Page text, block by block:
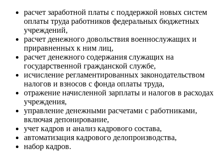
расчет заработной платы с поддержкой новых систем
оплаты труда работников федеральных бюджетных
учреждений,
расчет денежного довольствия военнослужащих и
приравненных к ним лиц,
расчет денежного содержания служащих на
государственной гражданской службе,
исчисление регламентированных законодательством
налогов и взносов с фонда оплаты труда,
отражение начисленной зарплаты и налогов в расходах
учреждения,
управление денежными расчетами с работниками,
включая депонирование,
учет кадров и анализ кадрового состава,
автоматизация кадрового делопроизводства,
набор кадров.